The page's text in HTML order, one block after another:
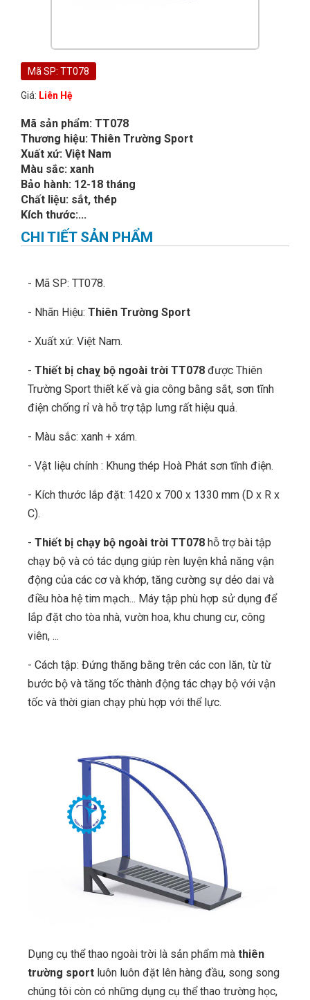
Mã SP: TT078
Giá: Liên Hệ
Mã sản phẩm: TT078
Thương hiệu: Thiên Trường Sport
Xuất xứ: Việt Nam
Màu sắc: xanh
Bảo hành: 12-18 tháng
Chất liệu: sắt, thép
Kích thước:...
CHI TIẾT SẢN PHẨM
- Mã SP: TT078.
- Nhãn Hiệu: Thiên Trường Sport
- Xuất xứ: Việt Nam.
- Thiết bị chaỵ bộ ngoài trời TT078 được Thiên
Trường Sport thiết kế và gia công bằng sắt, sơn tĩnh
điện chống rỉ và hỗ trợ tập lưng rất hiệu quả.
- Màu sắc: xanh + xám.
- Vật liệu chính : Khung thép Hoà Phát sơn tĩnh điện.
- Kích thước lắp đặt: 1420 x 700 x 1330 mm (D x R x
C).
- Thiết bị chạy bộ ngoài trời TT078 hỗ trợ bài tập
chạy bộ và có tác dụng giúp rèn luyện khả năng vận
động của các cơ và khớp, tăng cường sự dẻo dai và
điều hòa hệ tim mạch... Máy tập phù hợp sử dụng để
lắp đặt cho tòa nhà, vườn hoa, khu chung cư, công
viên, ...
- Cách tập: Đứng thăng bằng trên các con lăn, từ từ
bước bộ và tăng tốc thành động tác chạy bộ với vận
tốc và thời gian chạy phù hợp với thể lực.
Dụng cụ thể thao ngoài trời là sản phẩm mà thiên
trường sport luôn luôn đặt lên hàng đầu, song song
chúng tôi còn có những dụng cụ thể thao trường học,